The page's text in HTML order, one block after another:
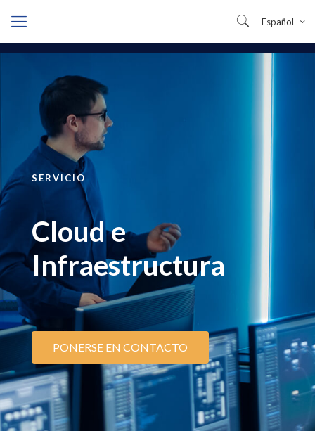
Español
SERVICIO
Cloud e
Infraestructura
PONERSE EN CONTACTO